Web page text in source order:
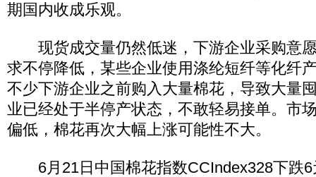
期国内收成乐观。
现货成交量仍然低迷，下游企业采购意
求不停降低，某些企业使用涤纶短纤等化纤
不少下游企业之前购入大量棉花，导致大量
业已经处于半停产状态，不敢轻易接单。市
偏低，棉花再次大幅上涨可能性不大。
6月21日中国棉花指数CCIndex328下跌6